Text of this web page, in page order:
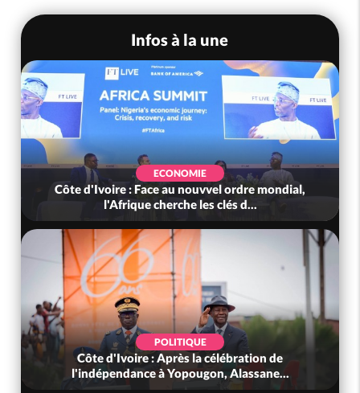
Infos à la une
ECONOMIE
Côte d'Ivoire : Face au nouvvel ordre mondial,
l'Afrique cherche les clés d...
POLITIQUE
Côte d'Ivoire : Après la célébration de
l'indépendance à Yopougon, Alassane...